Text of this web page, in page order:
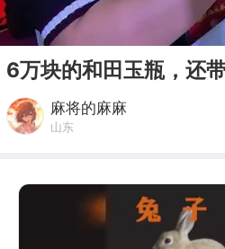
00:00
6万块的和田玉瓶，还
麻将的麻麻
山东